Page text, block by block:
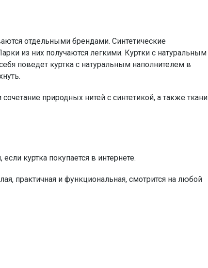
отдельными брендами. Синтетические
из них получаются легкими. Куртки с натуральным
поведет куртка с натуральным наполнителем в
природных нитей с синтетикой, а также ткани
куртка покупается в интернете.
практичная и функциональная, смотрится на любой